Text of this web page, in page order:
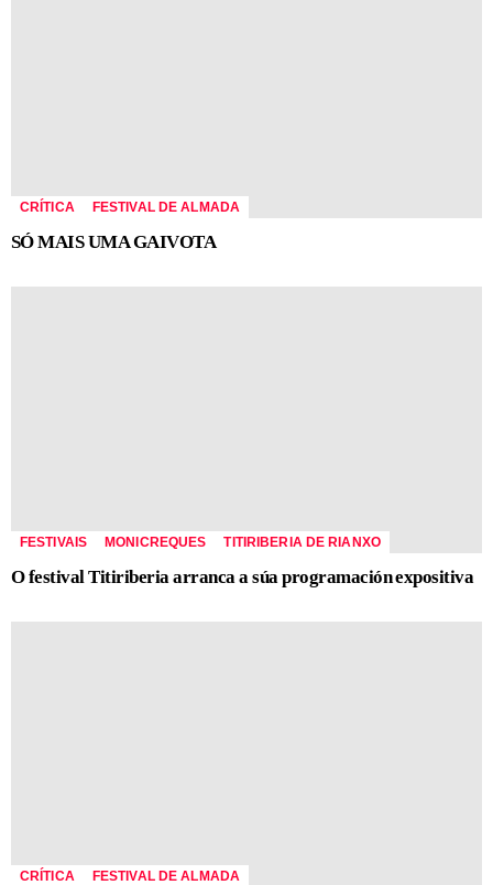
CRÍTICA FESTIVAL DE ALMADA
SÓ MAIS UMA GAIVOTA
FESTIVAIS MONICREQUES TITIRIBERIA DE RIANXO
O festival Titiriberia arranca a súa programación expositiva
CRÍTICA FESTIVAL DE ALMADA